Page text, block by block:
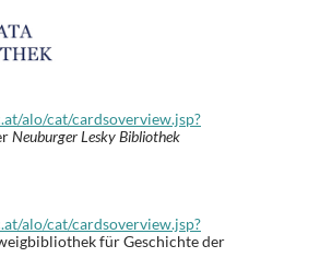
alo/cat/cardsoverview.jsp?
Neuburger Lesky Bibliothek
alo/cat/cardsoverview.jsp?
für Geschichte der